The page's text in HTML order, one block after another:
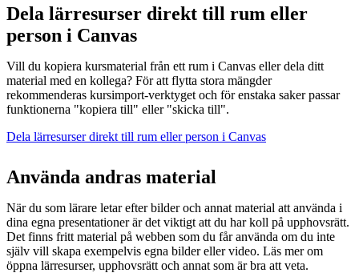
Dela lärresurser direkt till rum eller
person i Canvas
Vill du kopiera kursmaterial från ett rum i Canvas eller dela ditt
material med en kollega? För att flytta stora mängder
rekommenderas kursimport-verktyget och för enstaka saker passar
funktionerna "kopiera till" eller "skicka till".
Dela lärresurser direkt till rum eller person i Canvas
Använda andras material
När du som lärare letar efter bilder och annat material att använda i
dina egna presentationer är det viktigt att du har koll på upphovsrätt.
Det finns fritt material på webben som du får använda om du inte
själv vill skapa exempelvis egna bilder eller video. Läs mer om
öppna lärresurser, upphovsrätt och annat som är bra att veta.